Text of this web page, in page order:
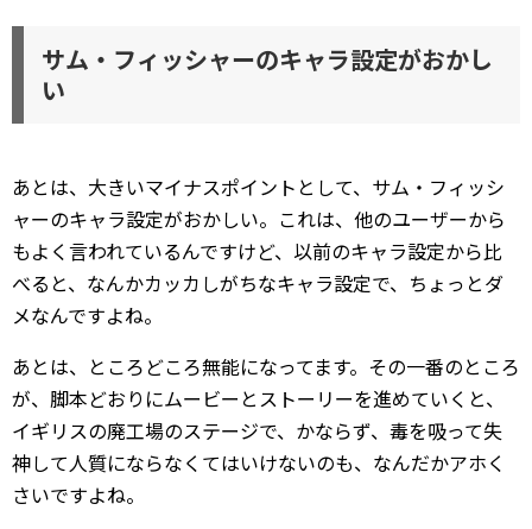
サム・フィッシャーのキャラ設定がおかし
い
あとは、大きいマイナスポイントとして、サム・フィッシ
ャーのキャラ設定がおかしい。これは、他のユーザーから
もよく言われているんですけど、以前のキャラ設定から比
べると、なんかカッカしがちなキャラ設定で、ちょっとダ
メなんですよね。
あとは、ところどころ無能になってます。その一番のところ
が、脚本どおりにムービーとストーリーを進めていくと、
イギリスの廃工場のステージで、かならず、毒を吸って失
神して人質にならなくてはいけないのも、なんだかアホく
さいですよね。